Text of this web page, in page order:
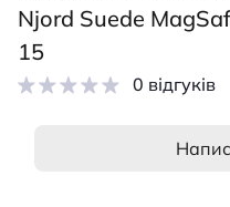
Njord Suede
15
0 відгуків